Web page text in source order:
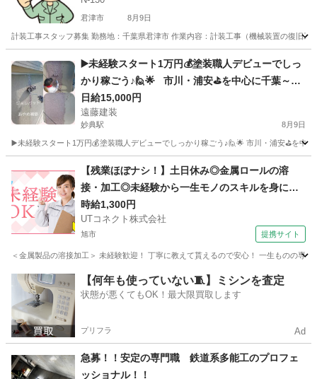
君津市 8月9日
計装工事スタッフ募集 勤務地：千葉県君津市 作業内容：計装工事（機械装置の復旧
建築 土木工事
▶️未経験スタート1万円💰塗装職人デビューでしっ
かり稼ごう♪🙋🌟 市川・浦安⛳を中心に千葉～東
京近郊などで活躍している 外壁塗装専門店、遠藤
建装です🙂
日給15,000円
遠藤建装
妙典駅 8月9日
▶️未経験スタート1万円💰塗装職人デビューでしっかり稼ごう♪🙋🌟 市川・浦安⛳を中
妙典駅 その他 外壁塗装
【残業ほぼナシ！】土日休み◎金属ロールの溶
接・加工◎未経験から一生モノのスキルを身につ
けられます♪メーカーへの転籍支援制度あり◎男性
活躍中！＜千葉県香取市＞
時給1,300円
UTコネクト株式会社
旭市 提携サイト
＜金属製品の溶接加工＞ 未経験歓迎！ 丁寧に教えて貰えるので安心！ 一生ものの
千葉 旭市 大工
【何年も使っていない🧵】ミシンを査定
状態が悪くてもOK！最大限買取します
プリフラ Ad
急募！！安定の専門職 鉄道系多能工のプロフェ
ッショナル！！